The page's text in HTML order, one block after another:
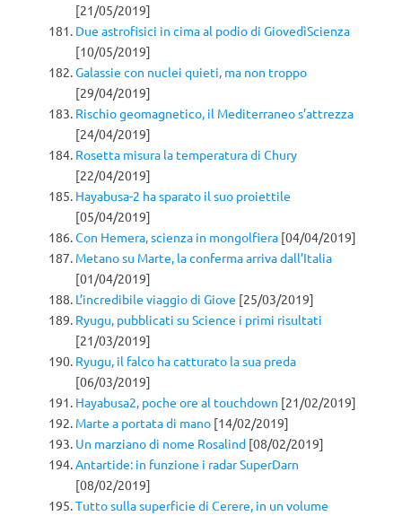
[21/05/2019]
Due astrofisici in cima al podio di GiovedìScienza
[10/05/2019]
Galassie con nuclei quieti, ma non troppo
[29/04/2019]
Rischio geomagnetico, il Mediterraneo s’attrezza
[24/04/2019]
Rosetta misura la temperatura di Chury
[22/04/2019]
Hayabusa-2 ha sparato il suo proiettile
[05/04/2019]
Con Hemera, scienza in mongolfiera [04/04/2019]
Metano su Marte, la conferma arriva dall’Italia
[01/04/2019]
L’incredibile viaggio di Giove [25/03/2019]
Ryugu, pubblicati su Science i primi risultati
[21/03/2019]
Ryugu, il falco ha catturato la sua preda
[06/03/2019]
Hayabusa2, poche ore al touchdown [21/02/2019]
Marte a portata di mano [14/02/2019]
Un marziano di nome Rosalind [08/02/2019]
Antartide: in funzione i radar SuperDarn
[08/02/2019]
Tutto sulla superficie di Cerere, in un volume